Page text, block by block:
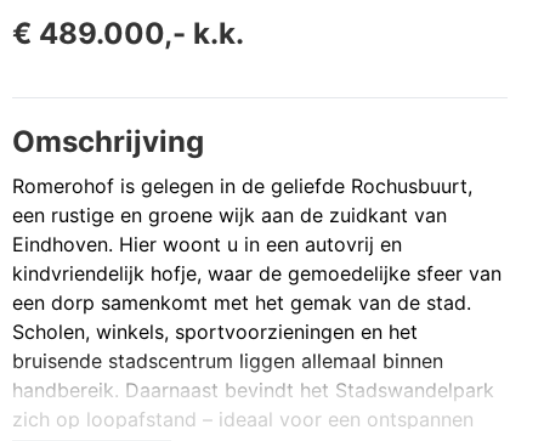
€ 489.000,- k.k.
Omschrijving
Romerohof is gelegen in de geliefde Rochusbuurt,
een rustige en groene wijk aan de zuidkant van
Eindhoven. Hier woont u in een autovrij en
kindvriendelijk hofje, waar de gemoedelijke sfeer van
een dorp samenkomt met het gemak van de stad.
Scholen, winkels, sportvoorzieningen en het
bruisende stadscentrum liggen allemaal binnen
handbereik. Daarnaast bevindt het Stadswandelpark
zich op loopafstand – ideaal voor een ontspannen